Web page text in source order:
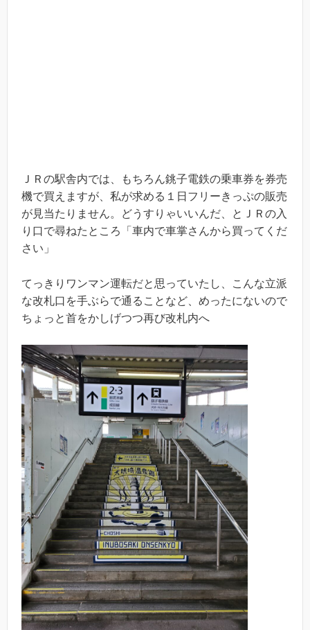
ＪＲの駅舎内では、もちろん銚子電鉄の乗車券を券売
機で買えますが、私が求める１日フリーきっぷの販売
が見当たりません。どうすりゃいいんだ、とＪＲの入
り口で尋ねたところ「車内で車掌さんから買ってくだ
さい」
てっきりワンマン運転だと思っていたし、こんな立派
な改札口を手ぶらで通ることなど、めったにないので
ちょっと首をかしげつつ再び改札内へ